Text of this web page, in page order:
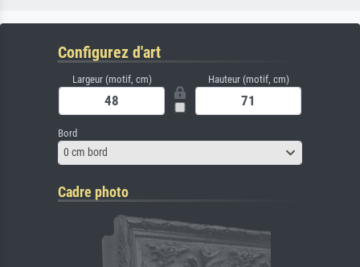
Configurez d'art
Largeur (motif, cm) Hauteur (motif, cm)
Bord
0 cm bord
Cadre photo